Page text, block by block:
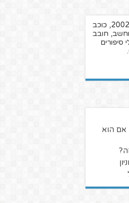
כותב ספורט מאז 2002, כוכב
חובב
סיפורים
אם הוא